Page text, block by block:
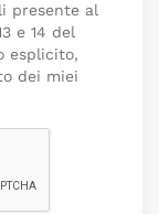
presente al
e 14 del
esplicito,
dei miei